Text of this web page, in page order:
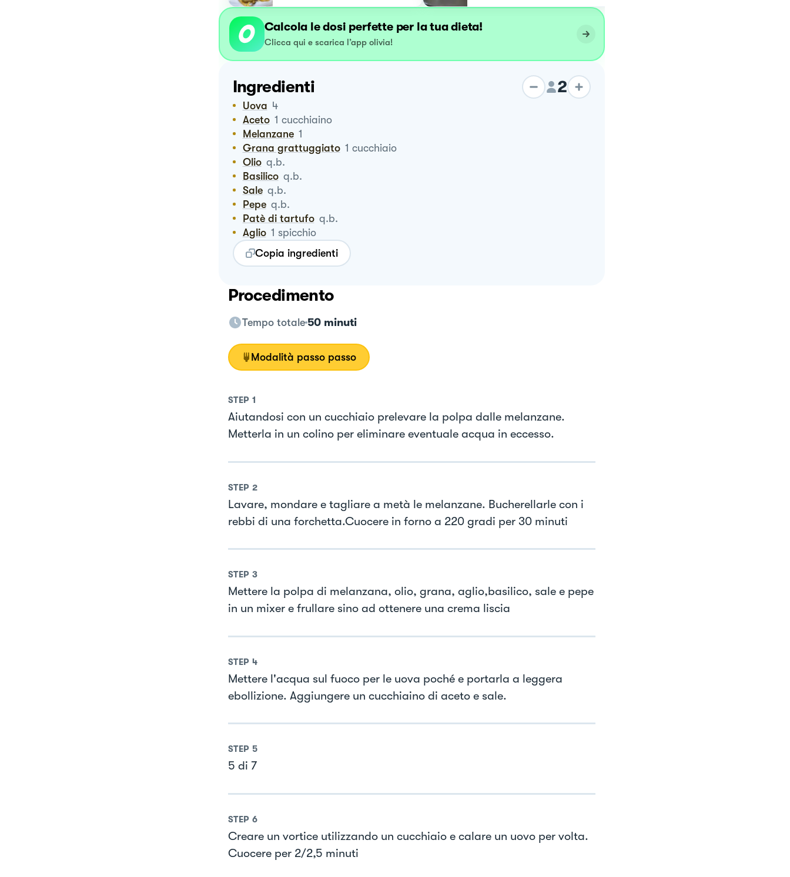
Calcola le dosi perfette per la tua dieta!
Clicca qui e scarica l’app olivia!
Ingredienti 2
Uova 4
Aceto 1 cucchiaino
Melanzane 1
Grana grattuggiato 1 cucchiaio
Olio q.b.
Basilico q.b.
Sale q.b.
Pepe q.b.
Patè di tartufo q.b.
Aglio 1 spicchio
Copia ingredienti
Procedimento
Tempo totale 50 minuti
Modalità passo passo
STEP 1
Aiutandosi con un cucchiaio prelevare la polpa dalle melanzane.
Metterla in un colino per eliminare eventuale acqua in eccesso.
STEP 2
Lavare, mondare e tagliare a metà le melanzane. Bucherellarle con i
rebbi di una forchetta.Cuocere in forno a 220 gradi per 30 minuti
STEP 3
Mettere la polpa di melanzana, olio, grana, aglio,basilico, sale e pepe
in un mixer e frullare sino ad ottenere una crema liscia
STEP 4
Mettere l'acqua sul fuoco per le uova poché e portarla a leggera
ebollizione. Aggiungere un cucchiaino di aceto e sale.
STEP 5
5 di 7
STEP 6
Creare un vortice utilizzando un cucchiaio e calare un uovo per volta.
Cuocere per 2/2,5 minuti